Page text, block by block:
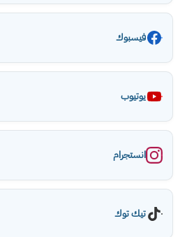
فيسبوك
يوتيوب
انستجرام
تيك توك